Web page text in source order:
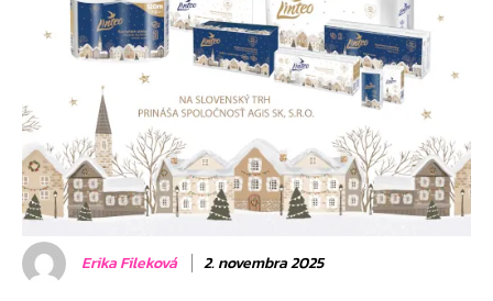
Erika Fileková 2. novembra 2025